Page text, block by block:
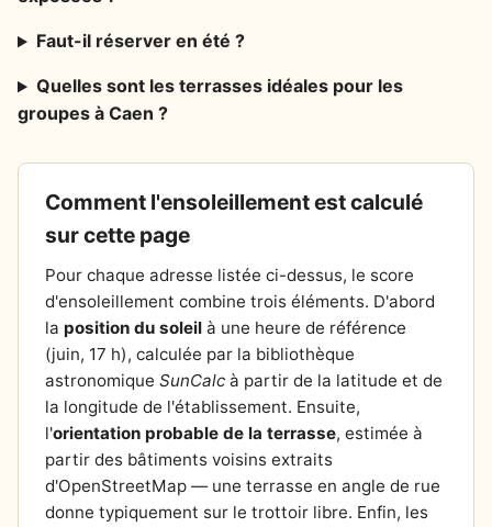
Faut-il réserver en été ?
Quelles sont les terrasses idéales pour les
groupes à Caen ?
Comment l'ensoleillement est calculé
sur cette page
Pour chaque adresse listée ci-dessus, le score
d'ensoleillement combine trois éléments. D'abord
la position du soleil à une heure de référence
(juin, 17 h), calculée par la bibliothèque
astronomique SunCalc à partir de la latitude et de
la longitude de l'établissement. Ensuite,
l'orientation probable de la terrasse, estimée à
partir des bâtiments voisins extraits
d'OpenStreetMap — une terrasse en angle de rue
donne typiquement sur le trottoir libre. Enfin, les